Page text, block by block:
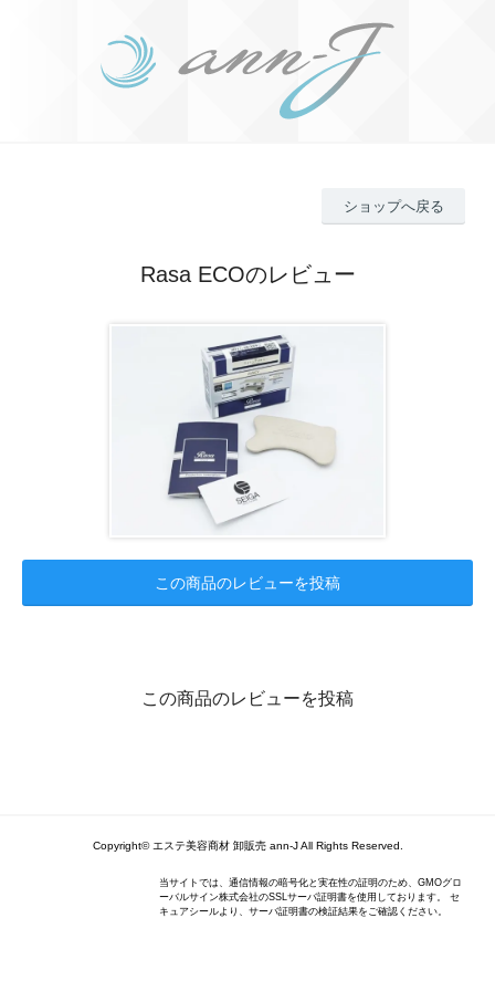
ショップへ戻る
Rasa ECOのレビュー
この商品のレビューを投稿
この商品のレビューを投稿
Copyright© エステ美容商材 卸販売 ann-J All Rights Reserved.
当サイトでは、通信情報の暗号化と実在性の証明のため、GMOグロ
ーバルサイン株式会社のSSLサーバ証明書を使用しております。 セ
キュアシールより、サーバ証明書の検証結果をご確認ください。